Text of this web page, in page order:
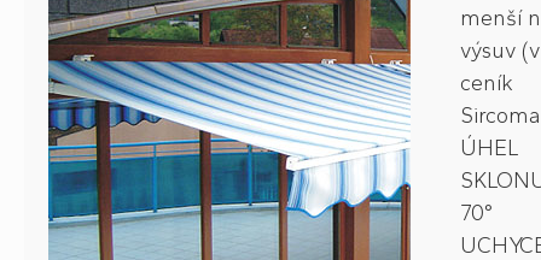
menší
výsuv
ceník
ÚHEL
70°